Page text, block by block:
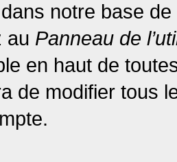
notre base
au Panneau de
en haut de
de modifier tous